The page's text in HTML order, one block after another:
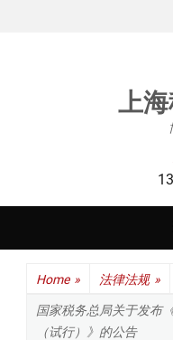
上
Home » 法律法规 »
国家税务总局关于发布
（试行）》的公告